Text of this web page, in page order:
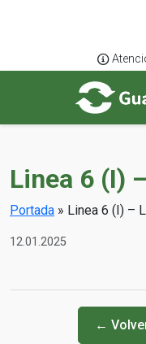
Linea 6 (I)
Portada » Linea 6 (I) –
12.01.2025
←